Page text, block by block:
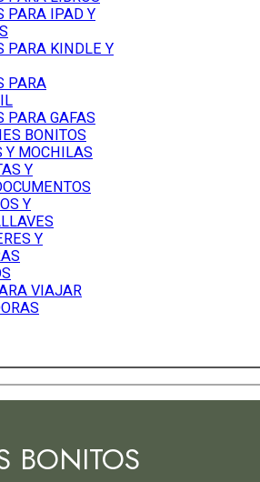
PARA IPAD Y
PARA KINDLE Y
PARA
PARA GAFAS
BONITOS
Y MOCHILAS
Y
Y
Y
VIAJAR
BONITOS